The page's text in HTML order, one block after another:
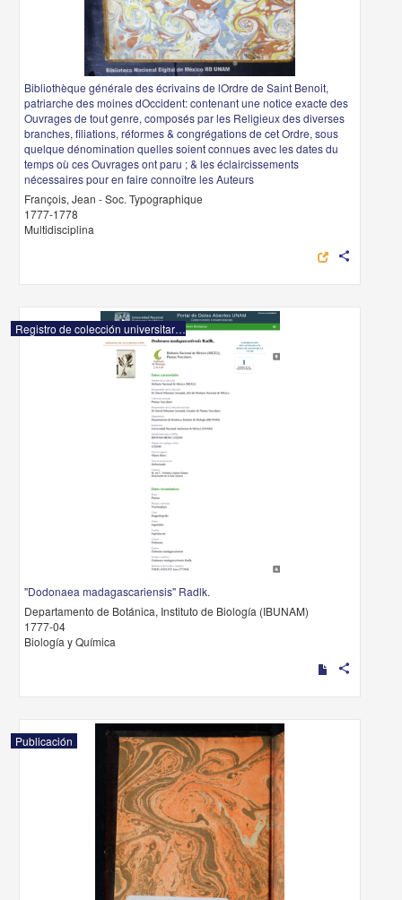
Bibliothèque générale des écrivains de lOrdre de Saint Benoit,
patriarche des moines dOccident: contenant une notice exacte des
Ouvrages de tout genre, composés par les Religieux des diverses
branches, filiations, réformes & congrégations de cet Ordre, sous
quelque dénomination quelles soient connues avec les dates du
temps où ces Ouvrages ont paru ; & les éclaircissements
nécessaires pour en faire connoître les Auteurs
François, Jean - Soc. Typographique
1777-1778
Multidisciplina
share
Registro de colección universitaria
"Dodonaea madagascariensis" Radlk.
Departamento de Botánica, Instituto de Biología (IBUNAM)
1777-04
Biología y Química
share
Publicación